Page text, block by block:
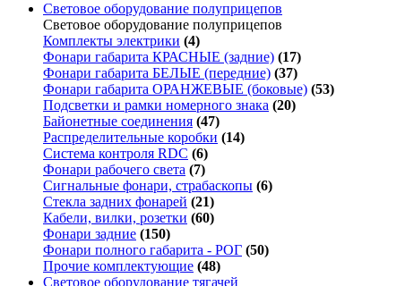
Световое оборудование полуприцепов
Световое оборудование полуприцепов
Комплекты электрики (4)
Фонари габарита КРАСНЫЕ (задние) (17)
Фонари габарита БЕЛЫЕ (передние) (37)
Фонари габарита ОРАНЖЕВЫЕ (боковые) (53)
Подсветки и рамки номерного знака (20)
Байонетные соединения (47)
Распределительные коробки (14)
Система контроля RDC (6)
Фонари рабочего света (7)
Сигнальные фонари, страбаскопы (6)
Стекла задних фонарей (21)
Кабели, вилки, розетки (60)
Фонари задние (150)
Фонари полного габарита - РОГ (50)
Прочие комплектующие (48)
Световое оборудование тягачей